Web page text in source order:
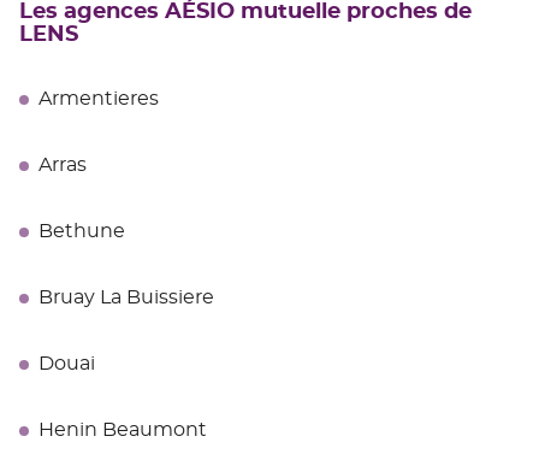
Les agences AÉSIO mutuelle proches de
LENS
Armentieres
Arras
Bethune
Bruay La Buissiere
Douai
Henin Beaumont